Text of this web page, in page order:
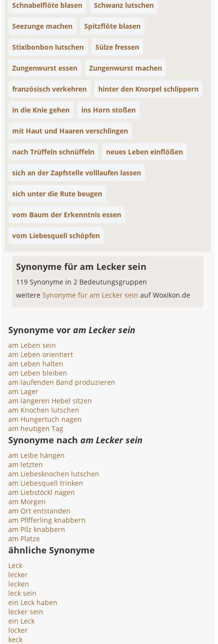
Schnabelflöte blasen Schwanz lutschen
Seezunge machen Spitzflöte blasen
Stixibonbon lutschen Sülze fressen
Zungenwurst essen Zungenwurst machen
französisch verkehren hinter den Knorpel schlippern
in die Knie gehen ins Horn stoßen
mit Haut und Haaren verschlingen
nach Trüffeln schnüffeln neues Leben einflößen
sich an der Zapfstelle volllaufen lassen
sich unter die Rute beugen
vom Baum der Erkenntnis essen
vom Liebesquell schöpfen
Synonyme für am Lecker sein
119 Synonyme in 2 Bedeutungsgruppen
weitereSynonyme für am Lecker seinauf Woxikon.de
Synonyme voram Lecker sein
am Leben sein
am Leben orientiert
am Leben halten
am Leben bleiben
am laufenden Band produzieren
am Lager
am längeren Hebel sitzen
am Knochen lutschen
am Hungertuch nagen
am heutigen Tag
Synonyme nacham Lecker sein
am Leibe hängen
am letzten
am Liebesknochen lutschen
am Liebesquell trinken
am Liebstöckl nagen
am Morgen
am Ort entstanden
am Pfifferling knabbern
am Pilz knabbern
am Platze
ähnliche Synonyme
Leck
lecker
lecken
leck sein
ein Leck haben
lecker sein
ein Leck
locker
keck